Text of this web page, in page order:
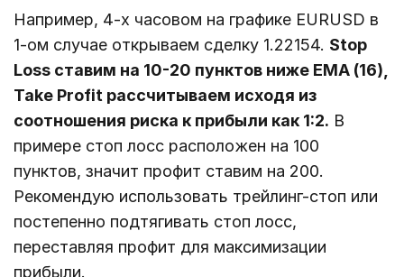
Например, 4-х часовом на графике EURUSD в
1-ом случае открываем сделку 1.22154. Stop
Loss ставим на 10-20 пунктов ниже EMA (16),
Take Profit рассчитываем исходя из
соотношения риска к прибыли как 1:2. В
примере стоп лосс расположен на 100
пунктов, значит профит ставим на 200.
Рекомендую использовать трейлинг-стоп или
постепенно подтягивать стоп лосс,
переставляя профит для максимизации
прибыли.